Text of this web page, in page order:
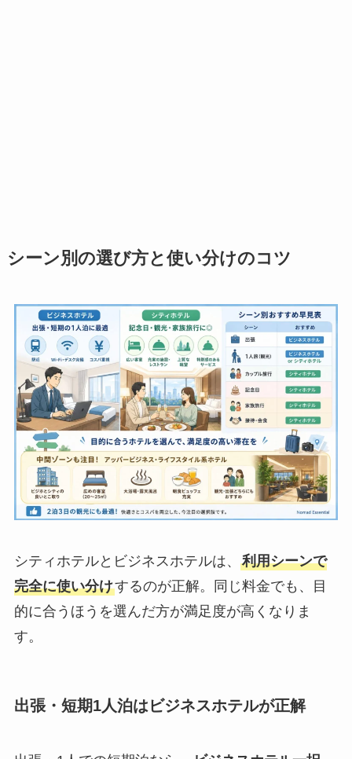
シーン別の選び方と使い分けのコツ
シティホテルとビジネスホテルは、 利用シーンで
完全に使い分けするのが正解。同じ料金でも、目
的に合うほうを選んだ方が満足度が高くなりま
す。
出張・短期1人泊はビジネスホテルが正解